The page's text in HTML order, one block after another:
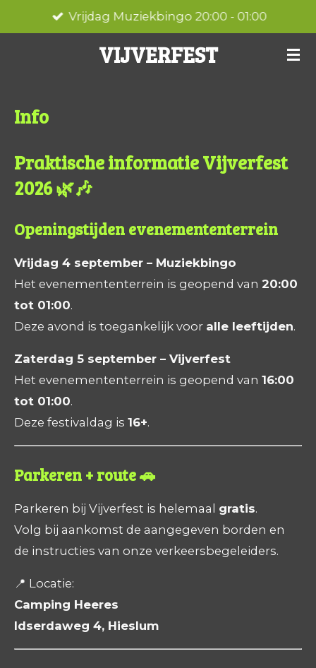
direct
VIJVERFEST
Vrijdag Muziekbingo 20:00 - 01:00
Info
Praktische informatie Vijverfest
2026 🌿🎶
Openingstijden evenemententerrein
Vrijdag 4 september – Muziekbingo
Het evenemententerrein is geopend van 20:00
tot 01:00.
Deze avond is toegankelijk voor alle leeftijden.
Zaterdag 5 september – Vijverfest
Het evenemententerrein is geopend van 16:00
tot 01:00.
Deze festivaldag is 16+.
Parkeren + route 🚗
Parkeren bij Vijverfest is helemaal gratis.
Volg bij aankomst de aangegeven borden en
de instructies van onze verkeersbegeleiders.
📍 Locatie:
Camping Heeres
Idserdaweg 4, Hieslum